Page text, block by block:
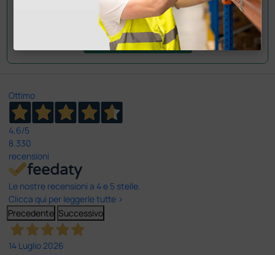
Invia la tua domanda
Ottimo
4,6/5
8.330
recensioni
Le nostre recensioni a 4 e 5 stelle.
Clicca qui per leggerle tutte >
Precedente Successivo
14 Luglio 2026